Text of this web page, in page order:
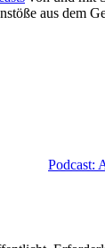
aus dem
Podcast: